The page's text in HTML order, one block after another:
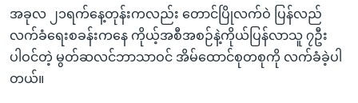
အခုလ ၂၁ရက်နေ့တုန်းကလည်း တောင်ပြိုလက်ဝဲ ပြန်လည်
လက်ခံရေးစခန်းကနေ ကိုယ့်အစီအစဉ်နဲ့ကိုယ်ပြန်လာသူ ၇ဦး
ပါဝင်တဲ့ မွတ်ဆလင်ဘာသာဝင် အိမ်ထောင်စုတစုကို လက်ခံခဲ့ပါ
တယ်။